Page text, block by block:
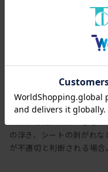
セントなどの電気用品に
万一製造上、および構造
ましては、弊社の保証規
ただきます。状況により
応させていただきます。
直射日光や空調器機の熱
移動、輸送による故障や
の浮き、シートの剥がれ
が不適切と判断される場合。